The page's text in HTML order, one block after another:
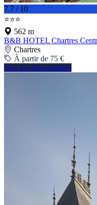
7.7 / 10
⭐⭐⭐
562 m
B&B HOTEL Chartres
Chartres
À partir de 75 €
Voir les disponibilités